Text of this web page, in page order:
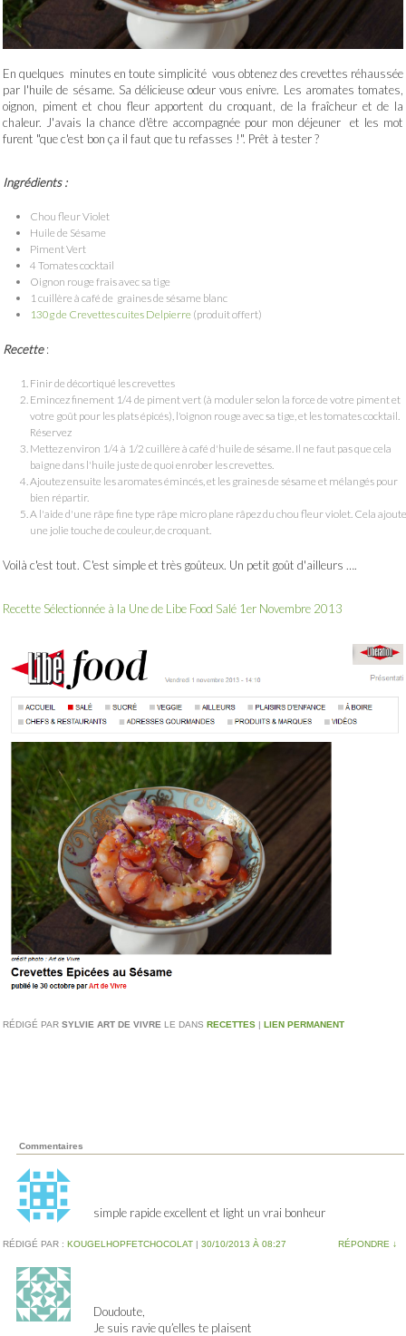
En quelques minutes en toute simplicité vous obtenez des crevettes réhaussée
par l'huile de sésame. Sa délicieuse odeur vous enivre. Les aromates tomates,
oignon, piment et chou fleur apportent du croquant, de la fraîcheur et de la
chaleur. J'avais la chance d'être accompagnée pour mon déjeuner et les mot
furent "que c'est bon ça il faut que tu refasses !". Prêt à tester ?
Ingrédients :
Chou fleur Violet
Huile de Sésame
Piment Vert
4 Tomates cocktail
Oignon rouge frais avec sa tige
1 cuillère à café de graines de sésame blanc
130g de Crevettes cuites Delpierre (produit offert)
Recette:
Finir de décortiqué les crevettes
Emincez finement 1/4 de piment vert (à moduler selon la force de votre piment et
votre goût pour les plats épicés), l'oignon rouge avec sa tige, et les tomates cocktail.
Réservez
Mettez environ 1/4 à 1/2 cuillère à café d'huile de sésame. Il ne faut pas que cela
baigne dans l'huile juste de quoi enrober les crevettes.
Ajoutez ensuite les aromates émincés, et les graines de sésame et mélangés pour
bien répartir.
A l'aide d'une râpe fine type râpe micro plane râpez du chou fleur violet. Cela ajoute
une jolie touche de couleur, de croquant.
Voilà c'est tout. C'est simple et très goûteux. Un petit goût d'ailleurs ….
Recette Sélectionnée à la Une de Libe Food Salé 1er Novembre 2013
RÉDIGÉ PAR SYLVIE ART DE VIVRE LE DANS RECETTES | LIEN PERMANENT
Commentaires
simple rapide excellent et light un vrai bonheur
RÉDIGÉ PAR : KOUGELHOPFETCHOCOLAT | 30/10/2013 À 08:27 RÉPONDRE ↓
Doudoute,
Je suis ravie qu’elles te plaisent